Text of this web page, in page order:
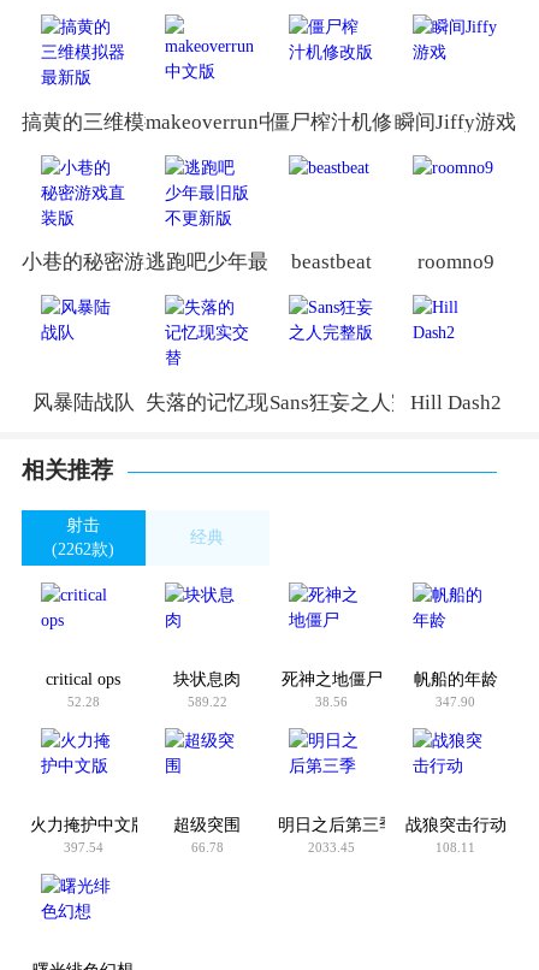
搞黄的三维模拟器最新版
makeoverrun中文版僵尸榨汁机修改版瞬间Jiffy游戏
小巷的秘密游戏直装版逃跑吧少年最旧版不更新版
beastbeat roomno9
风暴陆战队 失落的记忆现实交替Sans狂妄之人完整版Hill Dash2
相关推荐
射击
(2262款)
经典
critical ops
52.28
块状息肉
589.22
死神之地僵尸
38.56
帆船的年龄
347.90
火力掩护中文版
397.54
超级突围
66.78
明日之后第三季
2033.45
战狼突击行动
108.11